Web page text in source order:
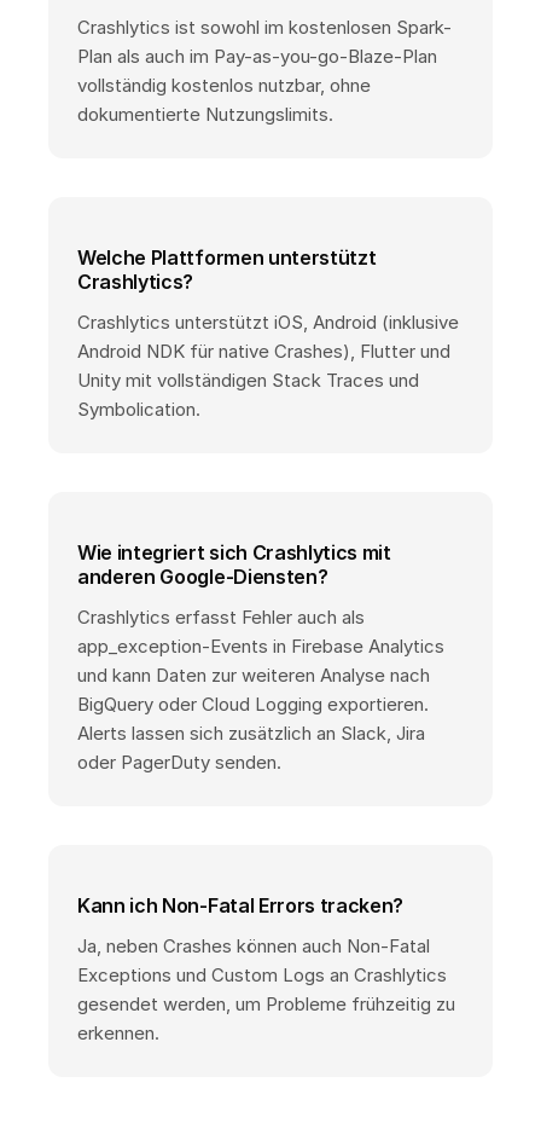
Crashlytics ist sowohl im kostenlosen Spark-
Plan als auch im Pay-as-you-go-Blaze-Plan
vollständig kostenlos nutzbar, ohne
dokumentierte Nutzungslimits.
Welche Plattformen unterstützt
Crashlytics?
Crashlytics unterstützt iOS, Android (inklusive
Android NDK für native Crashes), Flutter und
Unity mit vollständigen Stack Traces und
Symbolication.
Wie integriert sich Crashlytics mit
anderen Google-Diensten?
Crashlytics erfasst Fehler auch als
app_exception-Events in Firebase Analytics
und kann Daten zur weiteren Analyse nach
BigQuery oder Cloud Logging exportieren.
Alerts lassen sich zusätzlich an Slack, Jira
oder PagerDuty senden.
Kann ich Non-Fatal Errors tracken?
Ja, neben Crashes können auch Non-Fatal
Exceptions und Custom Logs an Crashlytics
gesendet werden, um Probleme frühzeitig zu
erkennen.